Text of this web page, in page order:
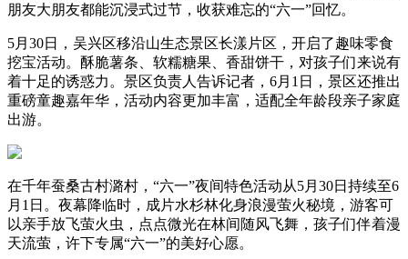
朋友大朋友都能沉浸式过节，收获难忘的“六一”回忆。
5月30日，吴兴区移沿山生态景区长漾片区，开启了趣味零食
挖宝活动。酥脆薯条、软糯糖果、香甜饼干，对孩子们来说有
着十足的诱惑力。景区负责人告诉记者，6月1日，景区还推出
重磅童趣嘉年华，活动内容更加丰富，适配全年龄段亲子家庭
出游。
在千年蚕桑古村潞村，“六一”夜间特色活动从5月30日持续至6
月1日。夜幕降临时，成片水杉林化身浪漫萤火秘境，游客可
以亲手放飞萤火虫，点点微光在林间随风飞舞，孩子们伴着漫
天流萤，许下专属“六一”的美好心愿。